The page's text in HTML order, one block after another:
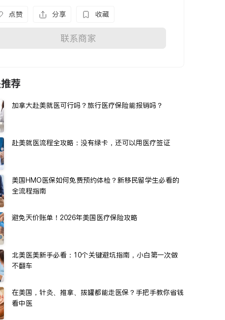
点赞 分享 收藏
联系商家
荐
加拿大赴美就医可行吗？旅行医疗保险能报销吗？
赴美就医流程全攻略：没有绿卡，还可以用医疗签证
美国HMO医保如何免费预约体检？新移民留学生必看的
全流程指南
避免天价账单！2026年美国医疗保险攻略
北美医美新手必看：10个关键避坑指南，小白第一次做
不翻车
在美国，针灸、推拿、拔罐都能走医保？手把手教你省钱
看中医